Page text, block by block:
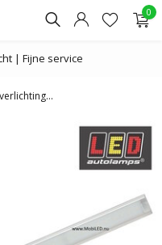
0
| Fijne service